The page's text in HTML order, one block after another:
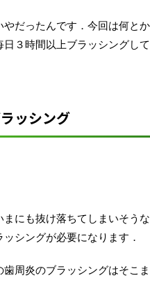
やだったんです．今回は何と
３時間以上ブラッシングして
ッシング
にも抜け落ちてしまいそう
シングが必要になります．
歯周炎のブラッシングはそこ